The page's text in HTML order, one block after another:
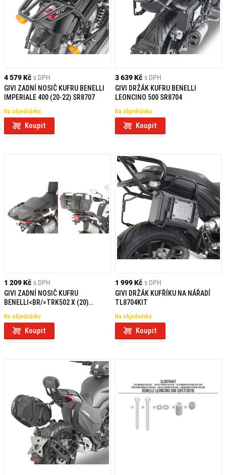
4 579 Kč s DPH
GIVI ZADNÍ NOSIČ KUFRU BENELLI
IMPERIALE 400 (20-22) SR8707
Na objednávku
Koupit
3 639 Kč s DPH
GIVI DRŽÁK KUFRU BENELLI
LEONCINO 500 SR8704
Na objednávku
Koupit
1 209 Kč s DPH
GIVI ZADNÍ NOSIČ KUFRU
BENELLI<BR/>TRK502 X (20)
Na objednávku
Koupit
1 999 Kč s DPH
GIVI DRŽÁK KUFŘÍKU NA NÁŘADÍ
TL8704KIT
Na objednávku
Koupit